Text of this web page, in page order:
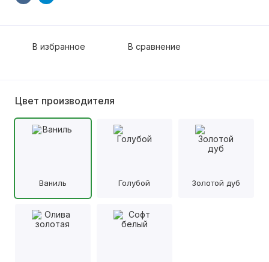
В избранное В сравнение
Цвет производителя
Ваниль Голубой Золотой дуб